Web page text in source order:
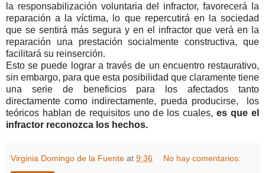
la responsabilización voluntaria del infractor, favorecerá la
reparación a la víctima, lo que repercutirá en la sociedad
que se sentirá más segura y en el infractor que verá en la
reparación una prestación socialmente constructiva, que
facilitará su reinserción.
Esto se puede lograr a través de un encuentro restaurativo,
sin embargo, para que esta posibilidad que claramente tiene
una serie de beneficios para los afectados tanto
directamente como indirectamente, pueda producirse, los
teóricos hablan de requisitos uno de los cuales,es que el
infractor reconozca los hechos.
Virginia Domingo de la Fuente at 9:36 No hay comentarios: